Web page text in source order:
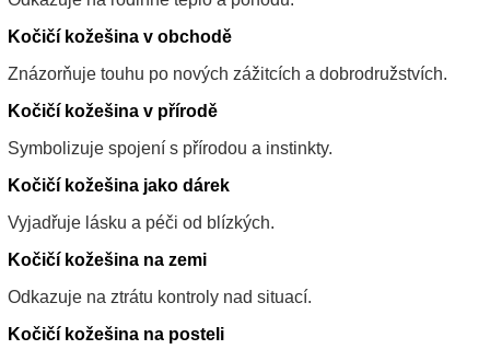
Kočičí kožešina v obchodě
Znázorňuje touhu po nových zážitcích a dobrodružstvích.
Kočičí kožešina v přírodě
Symbolizuje spojení s přírodou a instinkty.
Kočičí kožešina jako dárek
Vyjadřuje lásku a péči od blízkých.
Kočičí kožešina na zemi
Odkazuje na ztrátu kontroly nad situací.
Kočičí kožešina na posteli